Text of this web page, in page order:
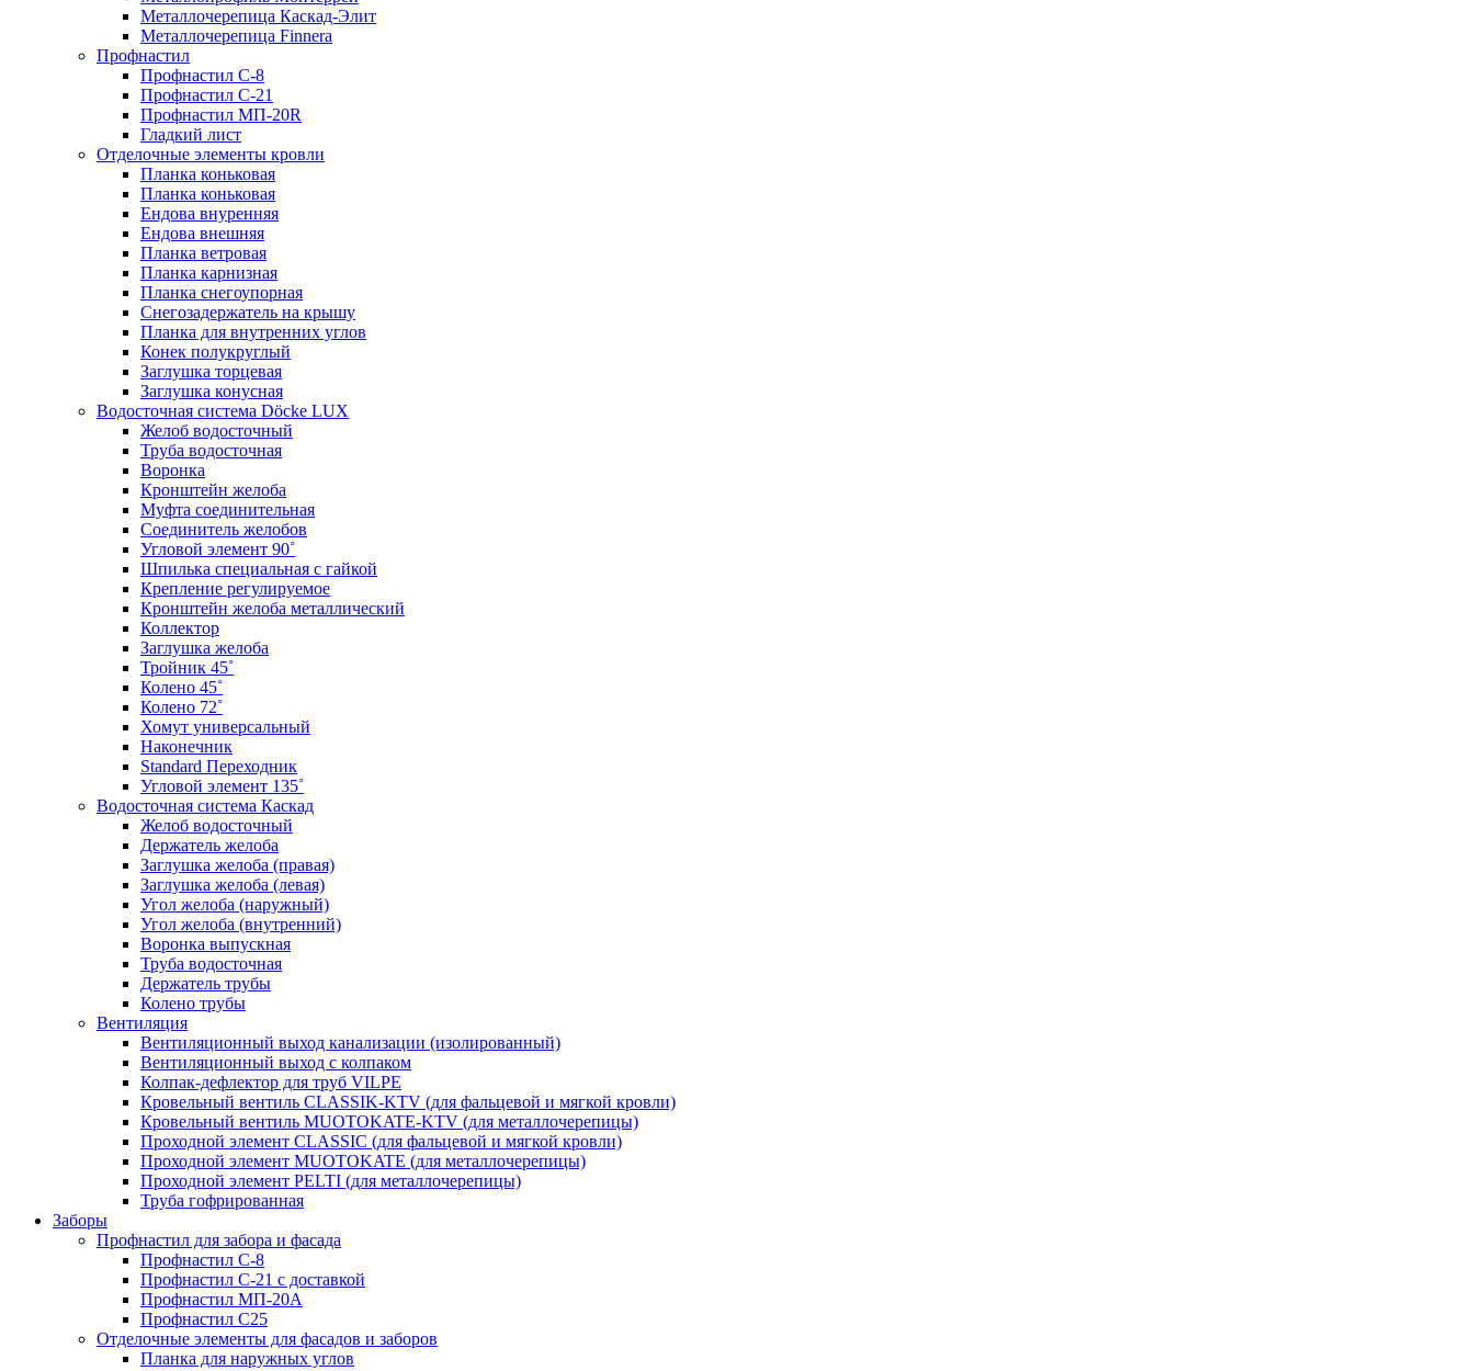
Металлочерепица Каскад-Элит
Металлочерепица Finnera
Профнастил
Профнастил С-8
Профнастил С-21
Профнастил МП-20R
Гладкий лист
Отделочные элементы кровли
Планка коньковая
Планка коньковая
Ендова внуренняя
Ендова внешняя
Планка ветровая
Планка карнизная
Планка снегоупорная
Снегозадержатель на крышу
Планка для внутренних углов
Конек полукруглый
Заглушка торцевая
Заглушка конусная
Водосточная система Döcke LUX
Желоб водосточный
Труба водосточная
Воронка
Кронштейн желоба
Муфта соединительная
Соединитель желобов
Угловой элемент 90˚
Шпилька специальная с гайкой
Крепление регулируемое
Кронштейн желоба металлический
Коллектор
Заглушка желоба
Тройник 45˚
Колено 45˚
Колено 72˚
Хомут универсальный
Наконечник
Standard Переходник
Угловой элемент 135˚
Водосточная система Каскад
Желоб водосточный
Держатель желоба
Заглушка желоба (правая)
Заглушка желоба (левая)
Угол желоба (наружный)
Угол желоба (внутренний)
Воронка выпускная
Труба водосточная
Держатель трубы
Колено трубы
Вентиляция
Вентиляционный выход канализации (изолированный)
Вентиляционный выход с колпаком
Колпак-дефлектор для труб VILPE
Кровельный вентиль CLASSIK-KTV (для фальцевой и мягкой кровли)
Кровельный вентиль MUOTOKATE-KTV (для металлочерепицы)
Проходной элемент CLASSIC (для фальцевой и мягкой кровли)
Проходной элемент MUOTOKATE (для металлочерепицы)
Проходной элемент PELTI (для металлочерепицы)
Труба гофрированная
Заборы
Профнастил для забора и фасада
Профнастил С-8
Профнастил С-21 с доставкой
Профнастил МП-20А
Профнастил С25
Отделочные элементы для фасадов и заборов
Планка для наружных углов